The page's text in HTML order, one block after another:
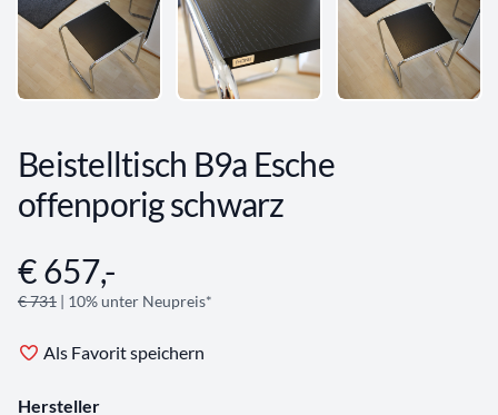
Beistelltisch B9a Esche
offenporig schwarz
Angebotsinformationen
€ 657,-
€ 731 | 10% unter Neupreis*
Als Favorit speichern
Hersteller